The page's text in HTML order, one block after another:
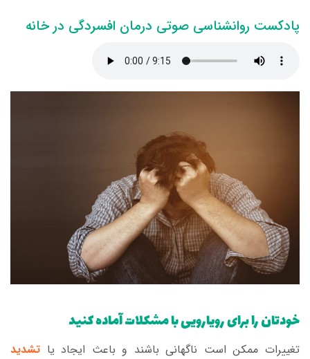
پادکست روانشناسی صوتی درمان افسردگی در خانه
خودتان را برای رویارویی با مشکلات آماده کنید
تغییرات ممکن است ناگهانی باشند و باعث ایجاد یا تشدید